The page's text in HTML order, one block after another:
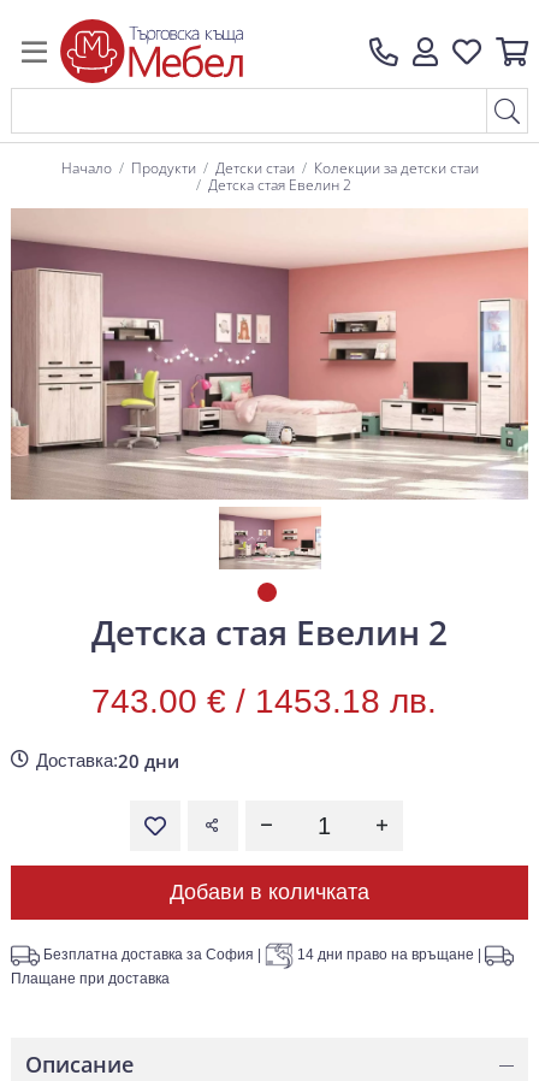
Начало Продукти Детски стаи
Колекции за детски стаи
Детска стая Евелин 2
Детска стая Евелин 2
743.00 € / 1453.18 лв.
Доставка:20 дни
Добави в количката
Безплатна доставка за София 14 дни право на връщане
Плащане при доставка
Описание —